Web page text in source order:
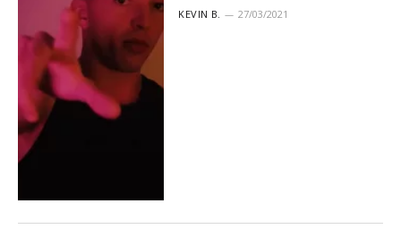
KEVIN B. 27/03/2021